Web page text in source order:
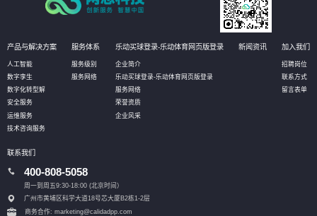
产品与解决方案
人工智能
数字孪生
数字化转型解
安全服务
运维服务
技术咨询服务
服务体系
服务级别
服务网络
乐动买球登录-乐动体育网页版登录
企业简介
乐动买球登录-乐动体育网页版登录
服务网络
荣誉资质
企业风采
新闻资讯 加入我们
招聘岗位
联系方式
留言表单
联系我们
400-808-5058
周一到周五9:30-18:00 (北京时间）
广州市黄埔区科学大道18号芯大厦B2栋1-2层
商务合作: marketing@calidadpp.com